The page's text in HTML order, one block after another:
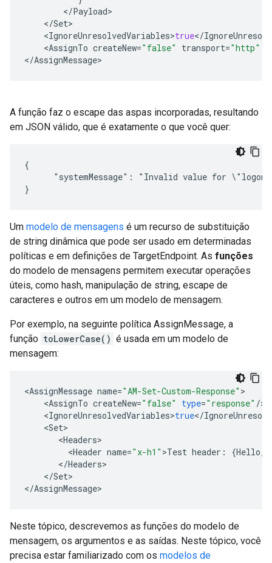
</Payload>
</Set>
<IgnoreUnresolvedVariables>true</
<AssignTo createNew="false" transport="http"
</AssignMessage>
A função faz o escape das aspas incorporadas, resultando
em JSON válido, que é exatamente o que você quer:
{
"systemMessage": "Invalid value for
}
Um modelo de mensagens é um recurso de substituição
de string dinâmica que pode ser usado em determinadas
políticas e em definições de TargetEndpoint. As funções
do modelo de mensagens permitem executar operações
úteis, como hash, manipulação de string, escape de
caracteres e outros em um modelo de mensagem.
Por exemplo, na seguinte política AssignMessage, a
função toLowerCase() é usada em um modelo de
mensagem:
<AssignMessage name="AM-Set-Custom-Response" >
<AssignTo createNew="false" type="response" />
<IgnoreUnresolvedVariables>true</
<Set>
<Headers>
<Header name="x-h1" >Test header : {Hello,
</Headers>
</Set>
</AssignMessage>
Neste tópico, descrevemos as funções do modelo de
mensagem, os argumentos e as saídas. Neste tópico, você
precisa estar familiarizado com os modelos de